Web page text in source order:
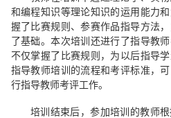
和编程知识等理论知识的运用能力
握了比赛规则、参赛作品指导方法
了基础。本次培训还进行了指导教
不仅掌握了比赛规则，为以后指导
指导教师培训的流程和考评标准，
行指导教师考评工作。
培训结束后，参加培训的教师